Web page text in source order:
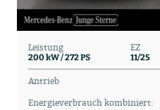
Leistung
200 kW / 272 PS
EZ
11/25
Antrieb
Energieverbrauch kombiniert: